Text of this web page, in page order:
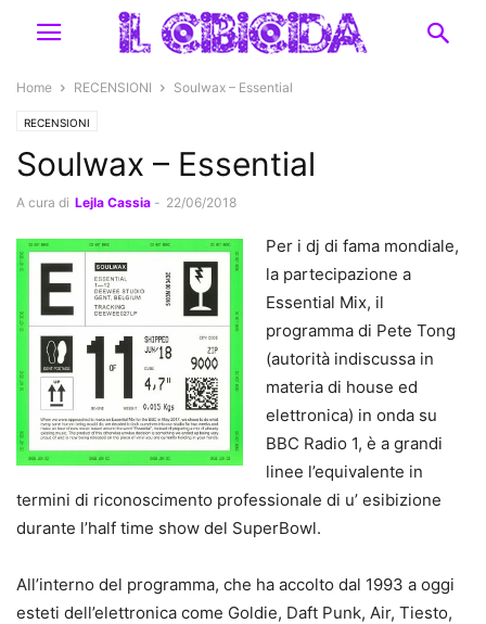
Home RECENSIONI Soulwax – Essential
RECENSIONI
Soulwax – Essential
A cura di Lejla Cassia - 22/06/2018
Per i dj di fama mondiale,
la partecipazione a
Essential Mix, il
programma di Pete Tong
(autorità indiscussa in
materia di house ed
elettronica) in onda su
BBC Radio 1, è a grandi
linee l’equivalente in
termini di riconoscimento professionale di u’ esibizione
durante l’half time show del SuperBowl.
All’interno del programma, che ha accolto dal 1993 a oggi
esteti dell’elettronica come Goldie, Daft Punk, Air, Tiesto,